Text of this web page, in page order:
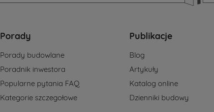
Porady
Porady budowlane
Poradnik inwestora
Popularne pytania FAQ
Kategorie szczegołowe
Publikacje
Blog
Artykuły
Katalog online
Dzienniki budowy